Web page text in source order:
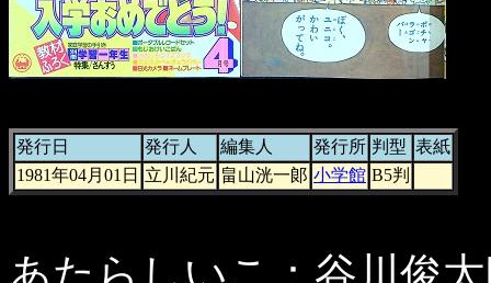
発行日 発行人 編集人 発行所 判型 表紙
1981年04月01日 立川紀元 畠山洸一郞 小学館 B5判
あたらしいこ：谷川俊